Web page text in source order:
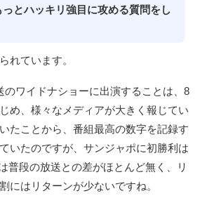
とハッキリ強目に攻める質問をし
れています。
のワイドナショーに出演することは、8
め、様々なメディアが大きく報じてい
たことから、番組最高の数字を記録す
いたのですが、サンジャポに初勝利は
普段の放送との差がほとんど無く、リ
にはリターンが少ないですね。